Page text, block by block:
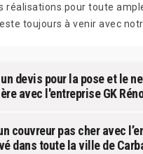
réalisations pour toute
toujours à venir avec
devis pour la pose et le
avec l'entreprise GK
couvreur pas cher avec
dans toute la ville de